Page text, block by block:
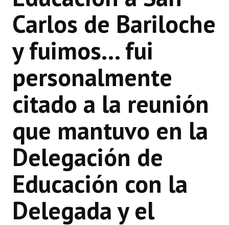
Carlos de Bariloche
y fuimos... fui
personalmente
citado a la reunión
que mantuvo en la
Delegación de
Educación con la
Delegada y el